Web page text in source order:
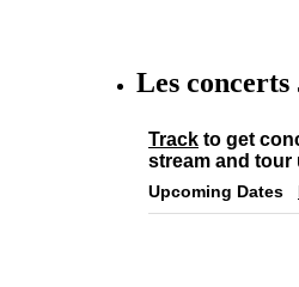
Les concerts
Track to get
stream and tour
Upcoming Dates